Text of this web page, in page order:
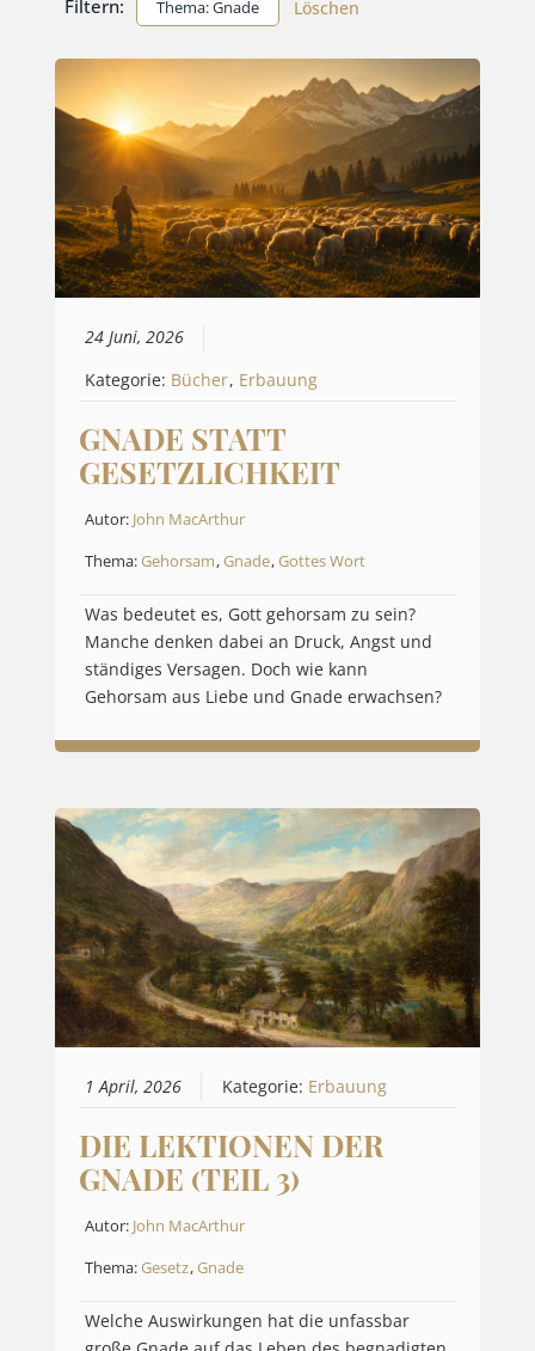
Filtern: Thema: Gnade Löschen
24 Juni, 2026
Kategorie: Bücher, Erbauung
GNADE STATT
GESETZLICHKEIT
Autor: John MacArthur
Thema:Gehorsam,Gnade,Gottes Wort
Was bedeutet es, Gott gehorsam zu sein?
Manche denken dabei an Druck, Angst und
ständiges Versagen. Doch wie kann
Gehorsam aus Liebe und Gnade erwachsen?
1 April, 2026 Kategorie: Erbauung
DIE LEKTIONEN DER
GNADE (TEIL 3)
Autor: John MacArthur
Thema:Gesetz,Gnade
Welche Auswirkungen hat die unfassbar